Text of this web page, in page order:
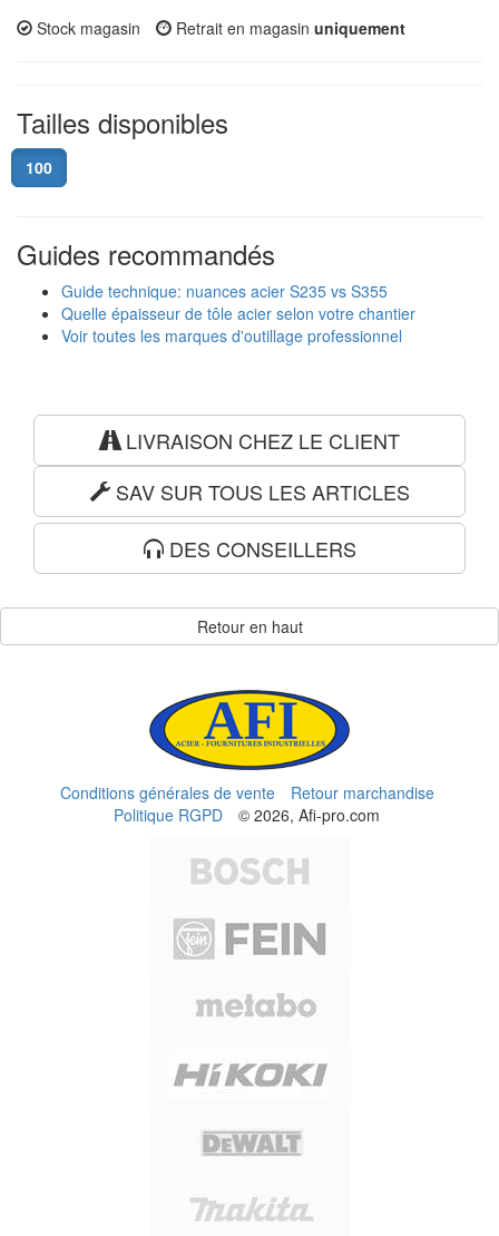
Stock magasin Retrait en magasin uniquement
Tailles disponibles
100
Guides recommandés
Guide technique: nuances acier S235 vs S355
Quelle épaisseur de tôle acier selon votre chantier
Voir toutes les marques d'outillage professionnel
LIVRAISON CHEZ LE CLIENT
SAV SUR TOUS LES ARTICLES
DES CONSEILLERS
Retour en haut
Conditions générales de vente
Retour marchandise
Politique RGPD
© 2026, Afi-pro.com